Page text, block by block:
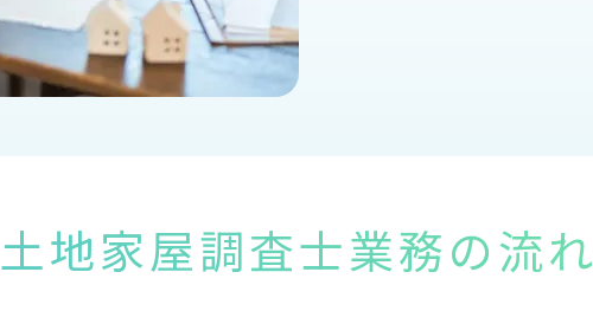
土地家屋調査士業務の流れ